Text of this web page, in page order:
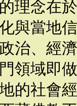
念在於
與當地
治、經
領域即
的社會